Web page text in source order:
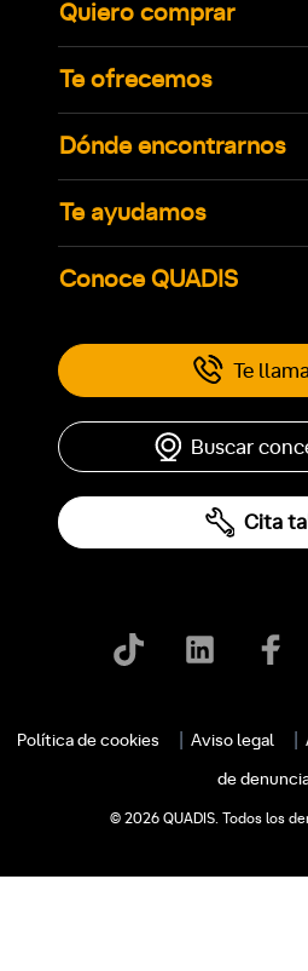
Quiero comprar
Te ofrecemos
Dónde encontrarnos
Te ayudamos
Conoce QUADIS
Te
Buscar
Cita
Política de cookies Aviso legal
de
© 2026 QUADIS. Todos los